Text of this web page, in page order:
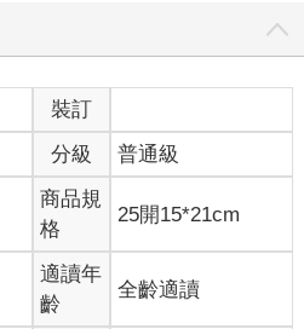
裝訂
分級 普通級
商品規
格
25開15*21cm
適讀年
齡
全齡適讀